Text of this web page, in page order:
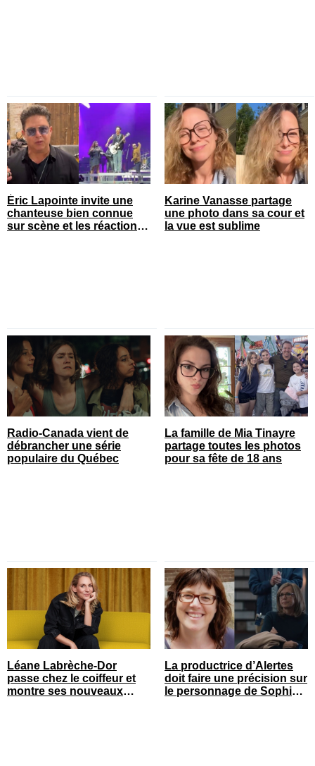
Éric Lapointe invite une
chanteuse bien connue
sur scène et les réactions
Karine Vanasse partage
une photo dans sa cour et
la vue est sublime
Radio-Canada vient de
débrancher une série
populaire du Québec
La famille de Mia Tinayre
partage toutes les photos
pour sa fête de 18 ans
Léane Labrèche-Dor
passe chez le coiffeur et
montre ses nouveaux
La productrice d’Alertes
doit faire une précision sur
le personnage de Sophie